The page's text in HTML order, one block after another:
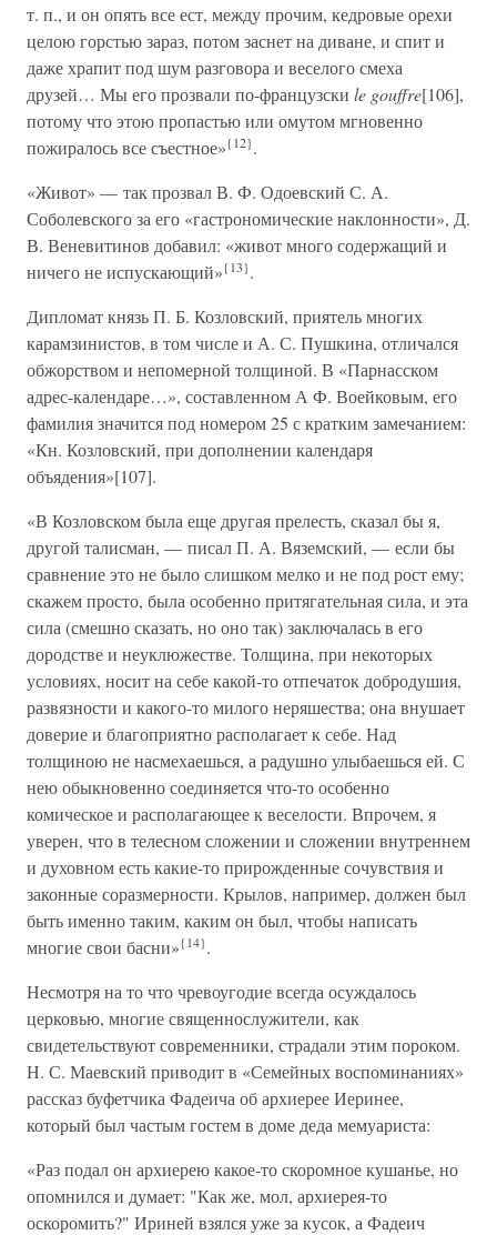
т. п., и он опять все ест, между прочим, кедровые орехи
целою горстью зараз, потом заснет на диване, и спит и
даже храпит под шум разговора и веселого смеха
друзей… Мы его прозвали по-французски le gouffre[106],
потому что этою пропастью или омутом мгновенно
пожиралось все съестное»{12}.
«Живот» — так прозвал В. Ф. Одоевский С. А.
Соболевского за его «гастрономические наклонности», Д.
В. Веневитинов добавил: «живот много содержащий и
ничего не испускающий»{13}.
Дипломат князь П. Б. Козловский, приятель многих
карамзинистов, в том числе и А. С. Пушкина, отличался
обжорством и непомерной толщиной. В «Парнасском
адрес-календаре…», составленном А Ф. Воейковым, его
фамилия значится под номером 25 с кратким замечанием:
«Кн. Козловский, при дополнении календаря
объядения»[107].
«В Козловском была еще другая прелесть, сказал бы я,
другой талисман, — писал П. А. Вяземский, — если бы
сравнение это не было слишком мелко и не под рост ему;
скажем просто, была особенно притягательная сила, и эта
сила (смешно сказать, но оно так) заключалась в его
дородстве и неуклюжестве. Толщина, при некоторых
условиях, носит на себе какой-то отпечаток добродушия,
развязности и какого-то милого неряшества; она внушает
доверие и благоприятно располагает к себе. Над
толщиною не насмехаешься, а радушно улыбаешься ей. С
нею обыкновенно соединяется что-то особенно
комическое и располагающее к веселости. Впрочем, я
уверен, что в телесном сложении и сложении внутреннем
и духовном есть какие-то прирожденные сочувствия и
законные соразмерности. Крылов, например, должен был
быть именно таким, каким он был, чтобы написать
многие свои басни»{14}.
Несмотря на то что чревоугодие всегда осуждалось
церковью, многие священнослужители, как
свидетельствуют современники, страдали этим пороком.
Н. С. Маевский приводит в «Семейных воспоминаниях»
рассказ буфетчика Фадеича об архиерее Иеринее,
который был частым гостем в доме деда мемуариста:
«Раз подал он архиерею какое-то скоромное кушанье, но
опомнился и думает: "Как же, мол, архиерея-то
оскоромить?" Ириней взялся уже за кусок, а Фадеич